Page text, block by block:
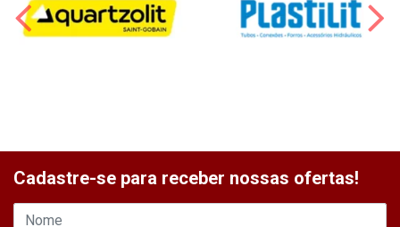
Cadastre-se para receber nossas ofertas!